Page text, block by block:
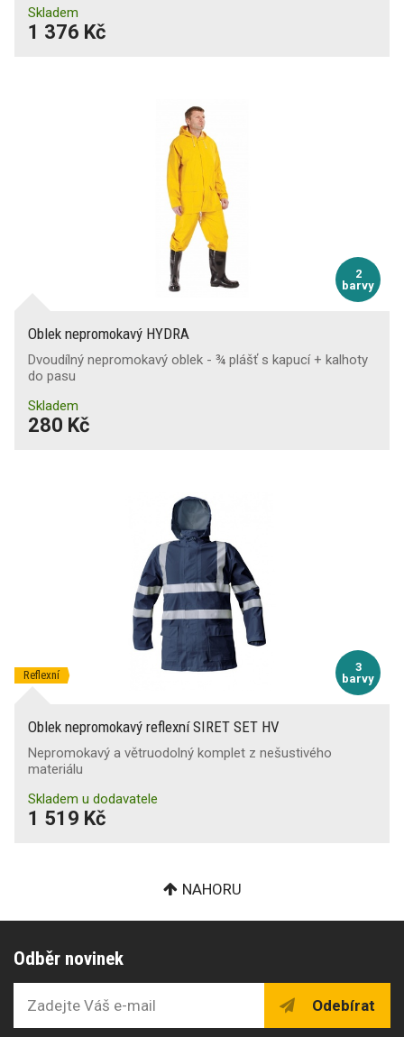
Skladem
1 376 Kč
2
barvy
Oblek nepromokavý HYDRA
Dvoudílný nepromokavý oblek - ¾ plášť s kapucí + kalhoty
do pasu
Skladem
280 Kč
3
barvy
Reflexní
Oblek nepromokavý reflexní SIRET SET HV
Nepromokavý a větruodolný komplet z nešustivého
materiálu
Skladem u dodavatele
1 519 Kč
NAHORU
Odběr novinek
Odebírat